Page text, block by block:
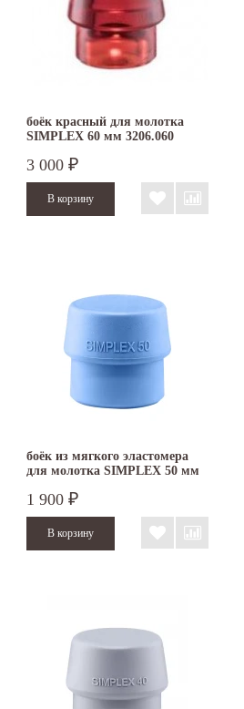
боёк красный для молотка
SIMPLEX 60 мм 3206.060
3 000 ₽
боёк из мягкого эластомера
для молотка SIMPLEX 50 мм
1 900 ₽